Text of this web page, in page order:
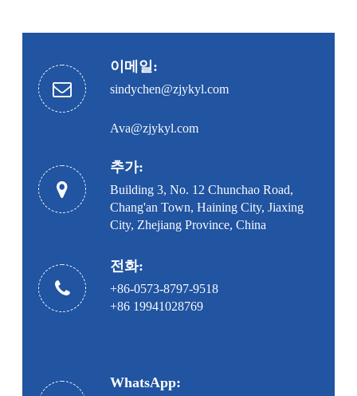
이메일:
sindychen@zjykyl.com
Ava@zjykyl.com
추가:
Building 3, No. 12 Chunchao Road,
Chang'an Town, Haining City, Jiaxing
City, Zhejiang Province, China
전화:
+86-0573-8797-9518
+86 19941028769
WhatsApp: